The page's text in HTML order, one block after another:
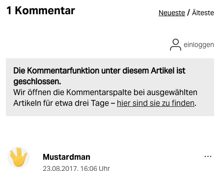
1 Kommentar Neueste / Älteste
Die Kommentarfunktion unter diesem Artikel ist
geschlossen.
Wir öffnen die Kommentarspalte bei ausgewählten
Artikeln für etwa drei Tage – hier sind sie zu finden.
einloggen
Mustardman
23.08.2017, 16:06 Uhr